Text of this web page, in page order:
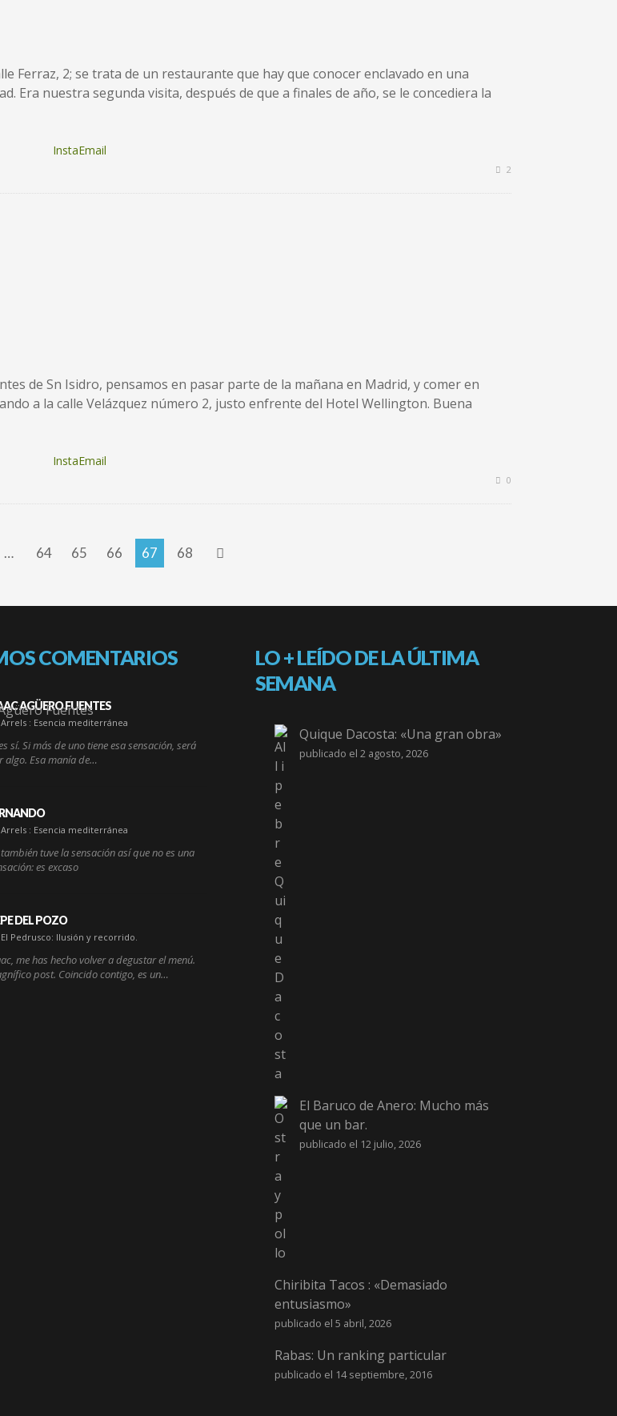
Ferraz, 2; se trata de un restaurante que hay que conocer enclavado en una
Era nuestra segunda visita, después de que a finales de año, se le concediera la
InstaEmail
2
de Sn Isidro, pensamos en pasar parte de la mañana en Madrid, y comer en
a la calle Velázquez número 2, justo enfrente del Hotel Wellington. Buena
InstaEmail
0
… 64 65 66 67 68
COMENTARIOS
AGÜERO FUENTES
: Esencia mediterránea
sí. Si más de uno tiene esa sensación, será
algo. Esa manía de…
: Esencia mediterránea
también tuve la sensación así que no es una
es excaso
DEL POZO
Pedrusco: Ilusión y recorrido.
me has hecho volver a degustar el menú.
post. Coincido contigo, es un…
LO + LEÍDO DE LA ÚLTIMA
SEMANA
Quique Dacosta: «Una gran obra»
publicado el 2 agosto, 2026
El Baruco de Anero: Mucho más
que un bar.
publicado el 12 julio, 2026
Chiribita Tacos : «Demasiado
entusiasmo»
publicado el 5 abril, 2026
Rabas: Un ranking particular
publicado el 14 septiembre, 2016